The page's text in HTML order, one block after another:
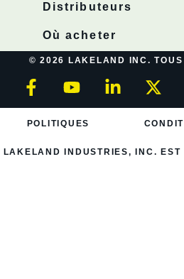
Distributeurs
Où acheter
© 2026 LAKELAND INC. TOUS
POLITIQUES
LAKELAND INDUSTRIES, INC.